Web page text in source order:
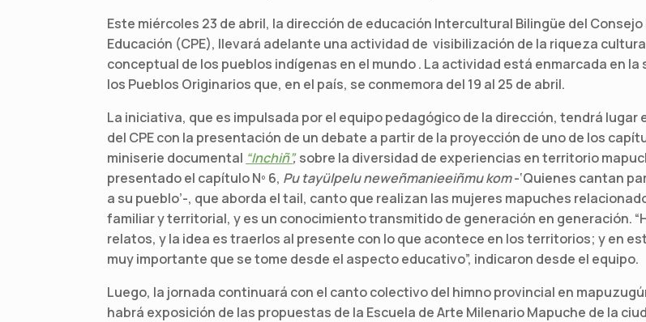
Este miércoles 23 de abril, la dirección de educación Intercultural Bilingüe del Consejo
Educación (CPE), llevará adelante una actividad de visibilización de la riqueza
conceptual de los pueblos indígenas en el mundo . La actividad está enmarcada en la
los Pueblos Originarios que, en el país, se conmemora del 19 al 25 de abril.
La iniciativa, que es impulsada por el equipo pedagógico de la dirección, tendrá lugar
del CPE con la presentación de un debate a partir de la proyección de uno de los
miniserie documental “Inchiñ”,sobre la diversidad de experiencias en territorio
presentado el capítulo Nº 6, Pu tayülpelu neweñmanieeiñmu kom-‘Quienes cantan
a su pueblo’-, que aborda el tail, canto que realizan las mujeres mapuches
familiar y territorial, y es un conocimiento transmitido de generación en generación.
relatos, y la idea es traerlos al presente con lo que acontece en los territorios; y en
muy importante que se tome desde el aspecto educativo”, indicaron desde el equipo.
Luego, la jornada continuará con el canto colectivo del himno provincial en
habrá exposición de las propuestas de la Escuela de Arte Milenario Mapuche de la